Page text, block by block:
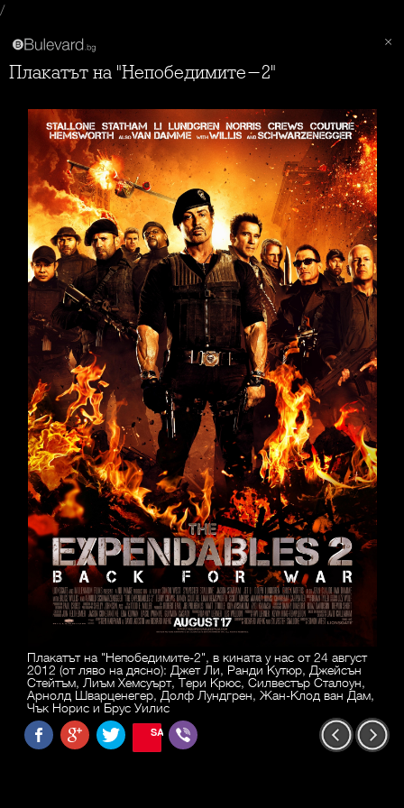
/
Плакатът на "Непобедимите-2"
Плакатът на "Непобедимите-2", в кината у нас от 24 август
2012 (от ляво на дясно): Джет Ли, Ранди Кутюр, Джейсън
Стейтъм, Лиъм Хемсуърт, Тери Крюс, Силвестър Сталоун,
Арнолд Шварценегер, Долф Лундгрен, Жан-Клод ван Дам,
Чък Норис и Брус Уилис
SAVE